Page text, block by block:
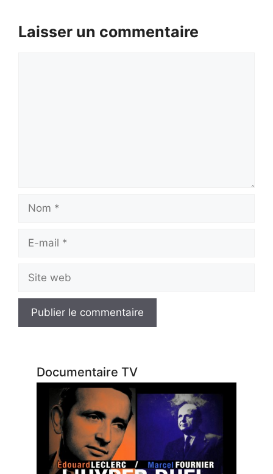
Laisser un commentaire
Nom
Site
web
Documentaire TV